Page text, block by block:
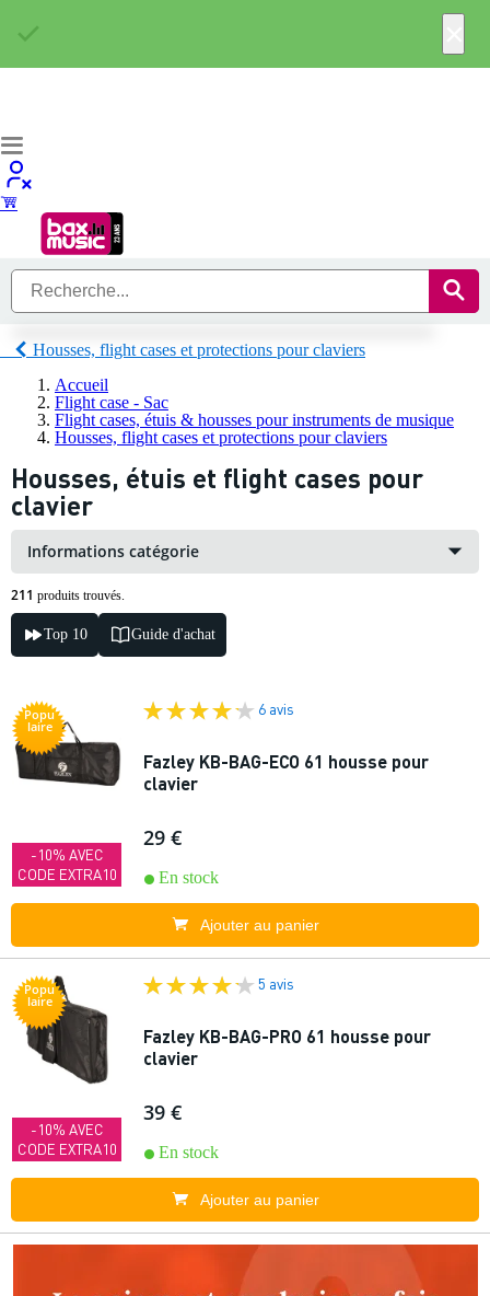
Housses, flight cases et protections pour claviers
Accueil
Flight case - Sac
Flight cases, étuis & housses pour instruments de musique
Housses, flight cases et protections pour claviers
Housses, étuis et flight cases pour
clavier
Informations catégorie
211 produits trouvés.
Top 10 Guide d'achat
Popu
laire
-10% AVEC
CODE EXTRA10
6 avis
Fazley KB-BAG-ECO 61 housse pour
clavier
29 €
En stock
Ajouter au panier
Popu
laire
-10% AVEC
CODE EXTRA10
5 avis
Fazley KB-BAG-PRO 61 housse pour
clavier
39 €
En stock
Ajouter au panier